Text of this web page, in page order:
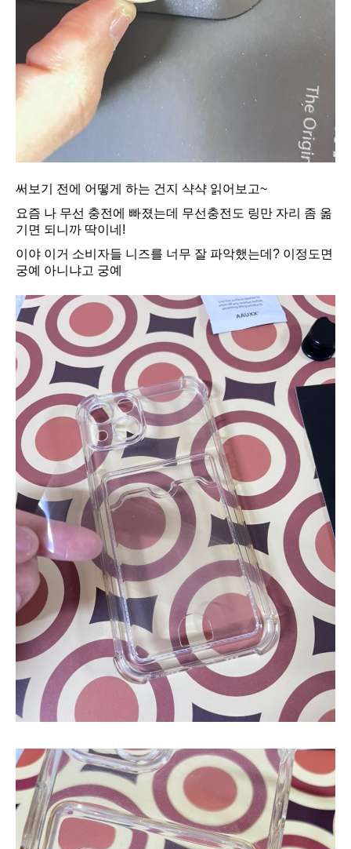
써보기 전에 어떻게 하는 건지 샥샥 읽어보고~
요즘 나 무선 충전에 빠졌는데 무선충전도 링만 자리 좀 옮
기면 되니까 딱이네!
이야 이거 소비자들 니즈를 너무 잘 파악했는데? 이정도면
궁예 아니냐고 궁예